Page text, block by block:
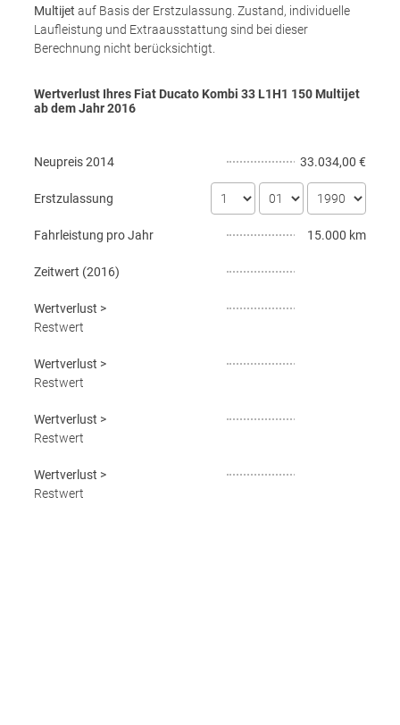
Multijet auf Basis der Erstzulassung. Zustand, individuelle
Laufleistung und Extraausstattung sind bei dieser
Berechnung nicht berücksichtigt.
Wertverlust Ihres Fiat Ducato Kombi 33 L1H1 150 Multijet
ab dem Jahr2016
Neupreis2014 33.034,00 €
Erstzulassung
Fahrleistung pro Jahr 15.000 km
Zeitwert (2016)
Wertverlust >
Restwert
Wertverlust >
Restwert
Wertverlust >
Restwert
Wertverlust >
Restwert